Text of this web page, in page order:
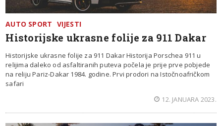
AUTO SPORT VIJESTI
Historijske ukrasne folije za 911 Dakar
Historijske ukrasne folije za 911 Dakar Historija Porschea 911 u
relijima daleko od asfaltiranih puteva počela je prije prve pobjede
na reliju Pariz-Dakar 1984. godine. Prvi prodori na Istočnoafričkom
safari
12. JANUARA 2023.